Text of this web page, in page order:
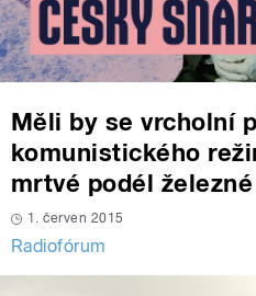
Měli by se vrcholní
komunistického
mrtvé podél
1. červen 2015
Radiofórum